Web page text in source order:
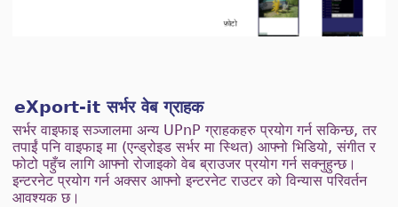
eXport-it सर्भर वेब ग्राहक
सर्भर वाइफाइ सञ्जालमा अन्य UPnP ग्राहकहरु प्रयोग गर्न सकिन्छ, तर
तपाईं पनि वाइफाइ मा (एन्ड्रोइड सर्भर मा स्थित) आफ्नो भिडियो, संगीत र
फोटो पहुँच लागि आफ्नो रोजाइको वेब ब्राउजर प्रयोग गर्न सक्नुहुन्छ।
इन्टरनेट प्रयोग गर्न अक्सर आफ्नो इन्टरनेट राउटर को विन्यास परिवर्तन
आवश्यक छ।